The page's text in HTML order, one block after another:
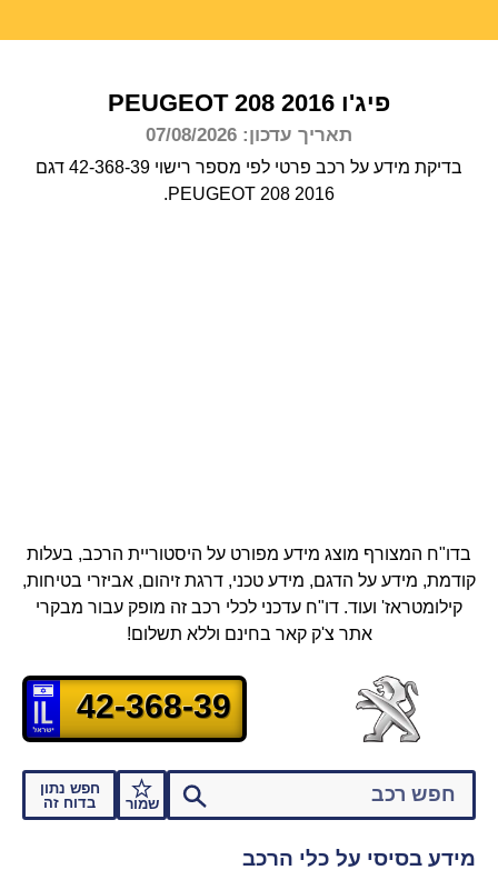
פיג'ו PEUGEOT 208 2016
תאריך עדכון: 07/08/2026
בדיקת מידע על רכב פרטי לפי מספר רישוי 42-368-39 דגם
PEUGEOT 208 2016.
בדו"ח המצורף מוצג מידע מפורט על היסטוריית הרכב, בעלות
קודמת, מידע על הדגם, מידע טכני, דרגת זיהום, אביזרי בטיחות,
קילומטראז' ועוד. דו"ח עדכני לכלי רכב זה מופק עבור מבקרי
אתר צ'ק קאר בחינם וללא תשלום!
שמור
חפש נתון
בדוח זה
42-368-39
מידע בסיסי על כלי הרכב